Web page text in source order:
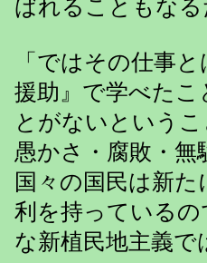
ばれることもなる
「ではその仕事
援助』で学べた
とがないという
愚かさ・腐敗・
国々の国民は新
利を持っている
な新植民地主義で